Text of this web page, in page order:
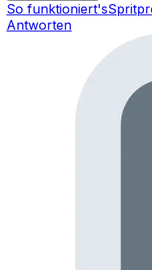
So funktioniert's
Antworten